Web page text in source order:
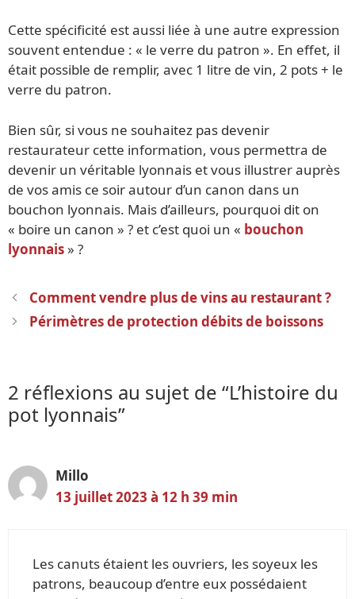
Cette spécificité est aussi liée à une autre expression
souvent entendue : « le verre du patron ». En effet, il
était possible de remplir, avec 1 litre de vin, 2 pots + le
verre du patron.
Bien sûr, si vous ne souhaitez pas devenir
restaurateur cette information, vous permettra de
devenir un véritable lyonnais et vous illustrer auprès
de vos amis ce soir autour d’un canon dans un
bouchon lyonnais. Mais d’ailleurs, pourquoi dit on
« boire un canon » ? et c’est quoi un « bouchon
lyonnais » ?
Navigation
des
Comment vendre plus de vins au restaurant ?
Périmètres de protection débits de boissons
2 réflexions au sujet de “L’histoire du
pot lyonnais”
Millo
13 juillet 2023 à 12 h 39 min
Les canuts étaient les ouvriers, les soyeux les
patrons, beaucoup d’entre eux possédaient